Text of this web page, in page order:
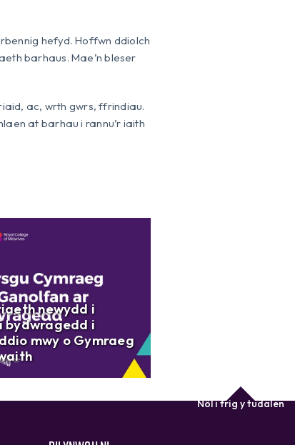
hefyd. Hoffwn ddiolch
barhaus. Mae’n bleser
ac, wrth gwrs, ffrindiau.
at barhau i rannu’r iaith
newydd i
bydwragedd i
mwy o Gymraeg
Nôl i frig y tudalen